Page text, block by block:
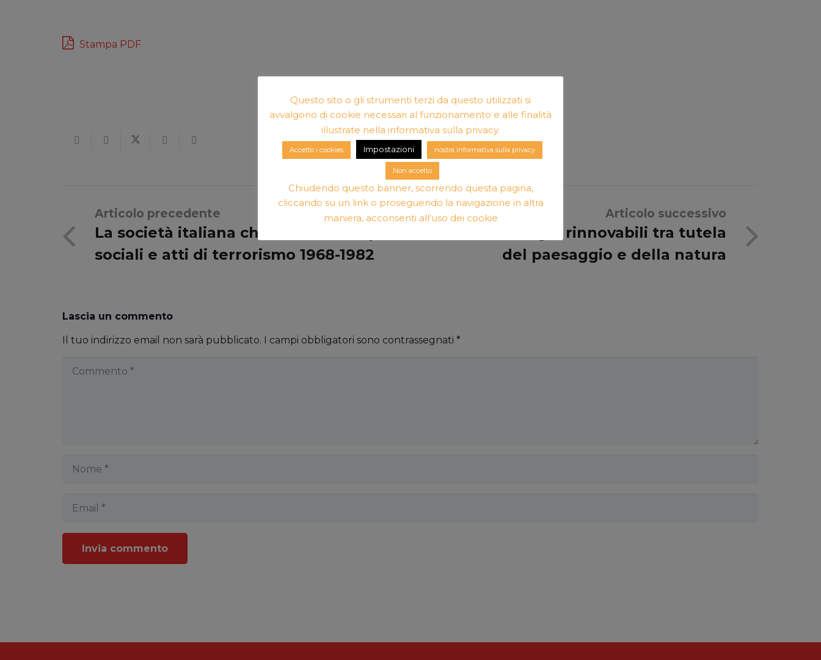
Stampa PDF
Articolo precedente
La società italiana che cambia fra spinte
sociali e atti di terrorismo 1968-1982
Articolo successivo
Le energie rinnovabili tra tutela
del paesaggio e della natura
Lascia un commento
Il tuo indirizzo email non sarà pubblicato. I campi obbligatori sono contrassegnati *
Invia commento
Questo sito o gli strumenti terzi da questo utilizzati si
avvalgono di cookie necessari al funzionamento e alle finalità
illustrate nella informativa sulla privacy.
Accetto i cookies Impostazioni nostra informativa sulla privacy
Non accetto
Chiudendo questo banner, scorrendo questa pagina,
cliccando su un link o proseguendo la navigazione in altra
maniera, acconsenti all'uso dei cookie